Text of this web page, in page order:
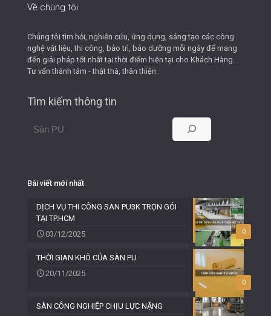
Về chúng tôi
Chúng tôi tìm hỏi, nghiên cứu, ứng dụng, sáng tạo các công
nghệ vật liệu, thi công, bảo trì, bảo dưỡng mỗi ngày để mang
đến giải pháp tốt nhất tại thời điểm hiện tại cho Khách Hàng.
Tư vấn thành tâm - thật thà, thân thiện.
Tìm kiếm thông tin
Bài viết mới nhất
0
DỊCH VỤ THI CÔNG SÀN PU3K TRỌN GÓI
TẠI TP.HCM
03/12/2025
0
THỜI GIAN KHÔ CỦA SÀN PU
20/11/2025
SÀN CÔNG NGHIỆP CHỊU LỰC NẶNG